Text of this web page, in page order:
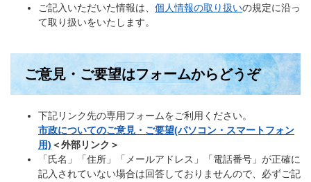
ご記入いただいた情報は、 個人情報の取り扱いの規定に沿っ
て取り扱いをいたします。
ご意見・ご要望はフォームからどうぞ
下記リンク先の専用フォームをご利用ください。
市政についてのご意見・ご要望(パソコン・スマートフォン
用) ＜外部リンク＞
「氏名」「住所」「メールアドレス」「電話番号」が正確に
記入されていない場合は回答しておりませんので、必ずご記